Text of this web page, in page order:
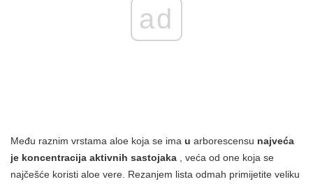
ad
Među raznim vrstama aloe koja se ima u arborescensu najveća
je koncentracija aktivnih sastojaka , veća od one koja se
najčešće koristi aloe vere. Rezanjem lista odmah primijetite veliku